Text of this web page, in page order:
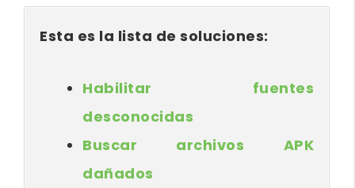
Esta es la lista de soluciones:
Habilitar fuentes
desconocidas
Buscar archivos APK
dañados